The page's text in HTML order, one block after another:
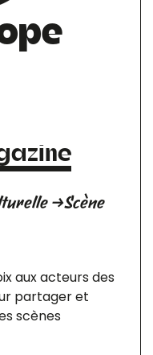
→Scène
aux acteurs des
partager et
scènes